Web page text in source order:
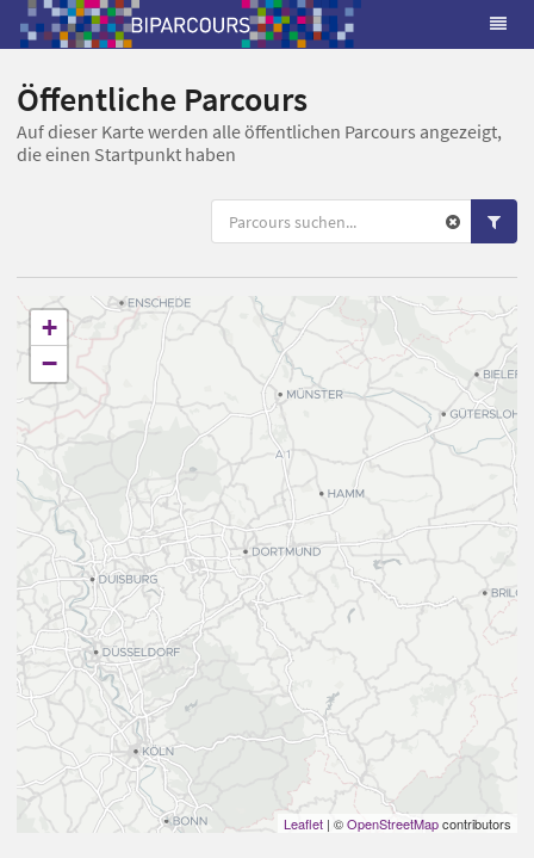
Öffentliche Parcours
Auf dieser Karte werden alle öffentlichen Parcours angezeigt,
die einen Startpunkt haben
+
−
Leaflet | ©OpenStreetMapcontributors